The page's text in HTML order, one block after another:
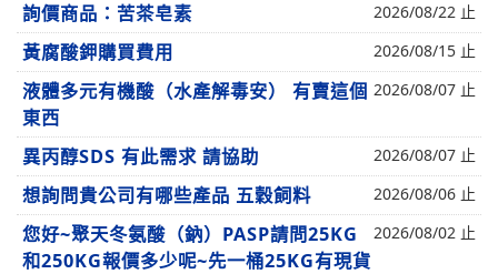
詢價商品：苦茶皂素 2026/08/22 止
黃腐酸鉀購買費用 2026/08/15 止
液體多元有機酸（水產解毒安） 有賣這個
東西
2026/08/07 止
異丙醇SDS 有此需求 請協助 2026/08/07 止
想詢問貴公司有哪些產品 五穀飼料 2026/08/06 止
您好~聚天冬氨酸（鈉）PASP請問25KG
和250KG報價多少呢~先一桶25KG有現貨
2026/08/02 止